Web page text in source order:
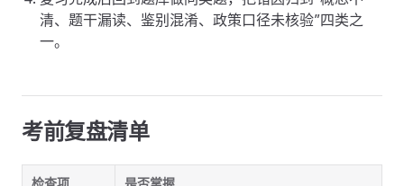
清、题干漏读、鉴别混淆、政策口径未核验”四类之
一。
考前复盘清单
检查项 是否掌握